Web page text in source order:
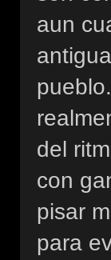
aun
del
con
pisar
para